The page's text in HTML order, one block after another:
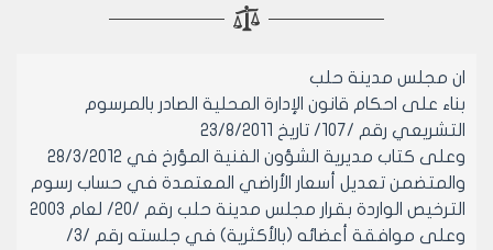
ان مجلس مدينة حلب
بناء على احكام قانون الإدارة المحلية الصادر بالمرسوم
التشريعي رقم /107/ تاريخ 23/8/2011
وعلى كتاب مديرية الشؤون الفنية المؤرخ في 28/3/2012
والمتضمن تعديل أسعار الأراضي المعتمدة في حساب رسوم
الترخيص الواردة بقرار مجلس مدينة حلب رقم /20/ لعام 2003
وعلى موافقة أعضائه (بالأكثرية) في جلسته رقم /3/